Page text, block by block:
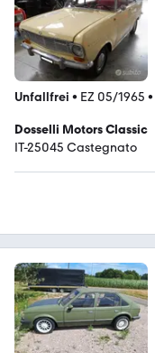
Unfallfrei • EZ 05/1965 •
Dosselli Motors Classic
IT-25045 Castegnato